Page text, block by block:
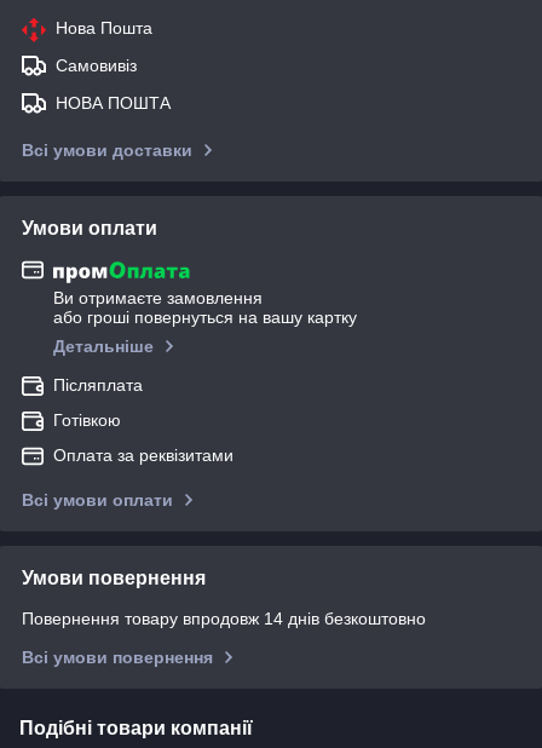
Нова Пошта
Самовивіз
НОВА ПОШТА
Всі умови доставки
Умови оплати
Ви отримаєте замовлення
або гроші повернуться на вашу картку
Детальніше
Післяплата
Готівкою
Оплата за реквізитами
Всі умови оплати
Умови повернення
Повернення товару впродовж 14 днів безкоштовно
Всі умови повернення
Подібні товари компанії